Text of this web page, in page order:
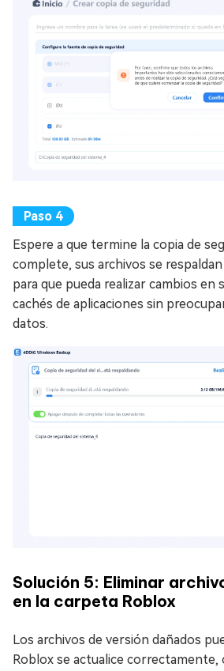
Espere a que termine la copia de
complete, sus archivos se
para que pueda realizar cambios en
cachés de aplicaciones sin
datos.
Solución 5: Eliminar
en la carpeta Roblox
Los archivos de versión dañados
Roblox se actualice